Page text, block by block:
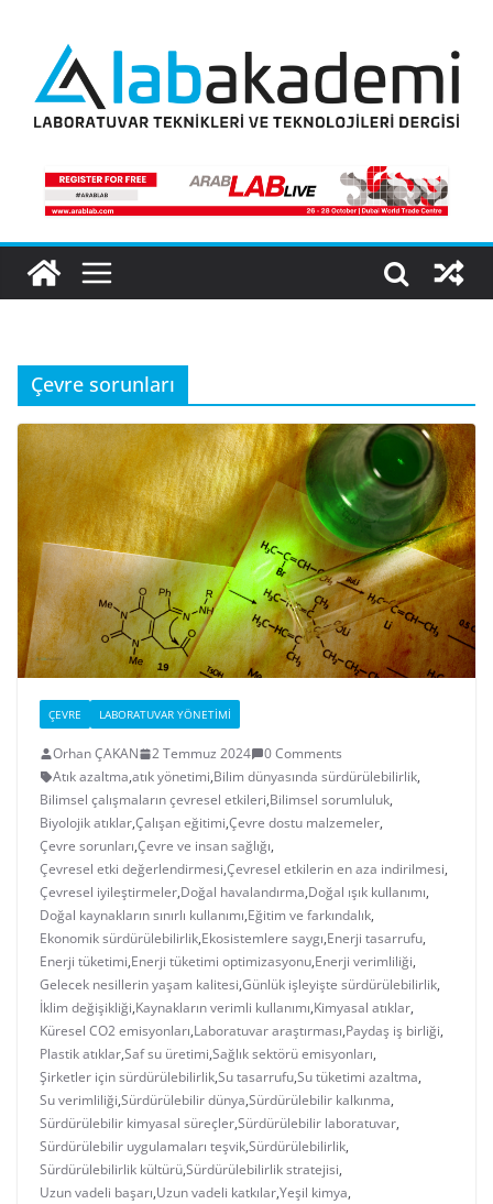
content
Çevre sorunları
ÇEVRE LABORATUVAR YÖNETIMI
Orhan ÇAKAN 2 Temmuz 2024
0 Comments
Atık azaltma,atık yönetimi,Bilim dünyasında sürdürülebilirlik,
Bilimsel çalışmaların çevresel etkileri,Bilimsel sorumluluk,
Biyolojik atıklar,Çalışan eğitimi,Çevre dostu malzemeler,
Çevre sorunları,Çevre ve insan sağlığı,
Çevresel etki değerlendirmesi,Çevresel etkilerin en aza indirilmesi,
Çevresel iyileştirmeler,Doğal havalandırma,Doğal ışık kullanımı,
Doğal kaynakların sınırlı kullanımı,Eğitim ve farkındalık,
Ekonomik sürdürülebilirlik,Ekosistemlere saygı,Enerji tasarrufu,
Enerji tüketimi,Enerji tüketimi optimizasyonu,Enerji verimliliği,
Gelecek nesillerin yaşam kalitesi,Günlük işleyişte sürdürülebilirlik,
İklim değişikliği,Kaynakların verimli kullanımı,Kimyasal atıklar,
Küresel CO2 emisyonları,Laboratuvar araştırması,Paydaş iş birliği,
Plastik atıklar,Saf su üretimi,Sağlık sektörü emisyonları,
Şirketler için sürdürülebilirlik,Su tasarrufu,Su tüketimi azaltma,
Su verimliliği,Sürdürülebilir dünya,Sürdürülebilir kalkınma,
Sürdürülebilir kimyasal süreçler,Sürdürülebilir laboratuvar,
Sürdürülebilir uygulamaları teşvik,Sürdürülebilirlik,
Sürdürülebilirlik kültürü,Sürdürülebilirlik stratejisi,
Uzun vadeli başarı,Uzun vadeli katkılar,Yeşil kimya,